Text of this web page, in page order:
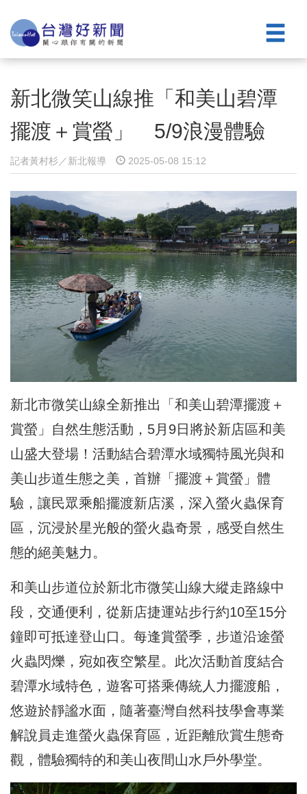
新北微笑山線推「和美山碧潭
擺渡＋賞螢」 5/9浪漫體驗
記者黃村杉／新北報導 2025-05-08 15:12
新北市微笑山線全新推出「和美山碧潭擺渡＋
賞螢」自然生態活動，5月9日將於新店區和美
山盛大登場！活動結合碧潭水域獨特風光與和
美山步道生態之美，首辦「擺渡＋賞螢」體
驗，讓民眾乘船擺渡新店溪，深入螢火蟲保育
區，沉浸於星光般的螢火蟲奇景，感受自然生
態的絕美魅力。
和美山步道位於新北市微笑山線大縱走路線中
段，交通便利，從新店捷運站步行約10至15分
鐘即可抵達登山口。每逢賞螢季，步道沿途螢
火蟲閃爍，宛如夜空繁星。此次活動首度結合
碧潭水域特色，遊客可搭乘傳統人力擺渡船，
悠遊於靜謐水面，隨著臺灣自然科技學會專業
解說員走進螢火蟲保育區，近距離欣賞生態奇
觀，體驗獨特的和美山夜間山水戶外學堂。